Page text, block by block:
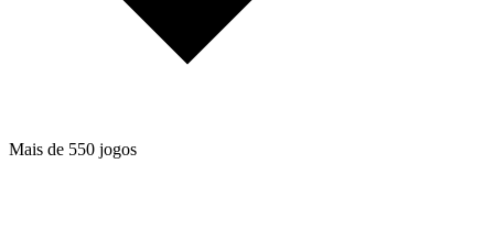
Mais de 550 jogos